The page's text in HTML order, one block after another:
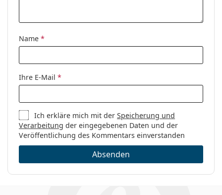
Marke:
Max&Co
Code:
Name *
Ihre E-Mail *
Ich erkläre mich mit derSpeicherung und
Verarbeitung der eingegebenen Daten und der
Veröffentlichung des Kommentars einverstanden
Absenden